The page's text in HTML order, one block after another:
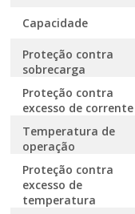
Capacidade
Proteção contra
sobrecarga
Proteção contra
excesso de corrente
Temperatura de
operação
Proteção contra
excesso de
temperatura